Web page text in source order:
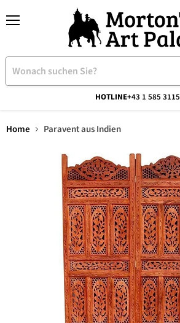
HOTLINE+43 1 585 3115
Home Paravent aus Indien